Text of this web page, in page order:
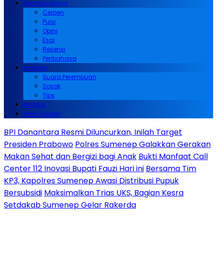
Rumpun Karya
Cerpen
Puisi
Opini
Esai
Resensi
Peribahasa
Inspirasi
Suara Perempuan
Sosok
Tips
Mimbar
Kirim Tulisan
BPI Danantara Resmi Diluncurkan, Inilah Target
Presiden Prabowo Polres Sumenep Galakkan Gerakan
Makan Sehat dan Bergizi bagi Anak Bukti Manfaat Call
Center 112 Inovasi Bupati Fauzi Hari ini Bersama Tim
KP3, Kapolres Sumenep Awasi Distribusi Pupuk
Bersubsidi Maksimalkan Trias UKS, Bagian Kesra
Setdakab Sumenep Gelar Rakerda